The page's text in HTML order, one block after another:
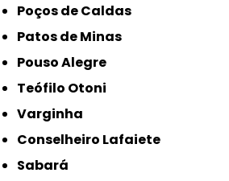
Poços de Caldas
Patos de Minas
Pouso Alegre
Teófilo Otoni
Varginha
Conselheiro Lafaiete
Sabará